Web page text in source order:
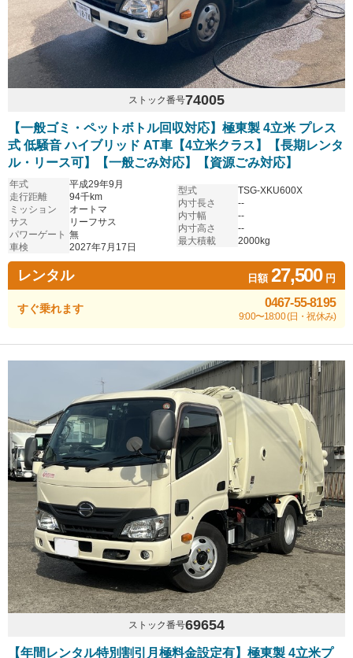
ストック番号74005
【一般ゴミ・ペットボトル回収対応】極東製 4立米 プレス
式 低騒音 ハイブリッド AT車【4立米クラス】【長期レンタ
ル・リース可】【一般ごみ対応】【資源ごみ対応】
年式
平成29年9月
走行距離
94千km
ミッション
オートマ
サス
リーフサス
パワーゲート 無
車検
2027年7月17日
型式
TSG-XKU600X
内寸長さ
--
内寸幅
--
内寸高さ
--
最大積載
2000kg
レンタル 日額27,500円
すぐ乗れます 0467-55-8195
9:00〜18:00 (日・祝休み)
ストック番号69654
【年間レンタル特別割引月極料金設定有】極東製 4立米プ